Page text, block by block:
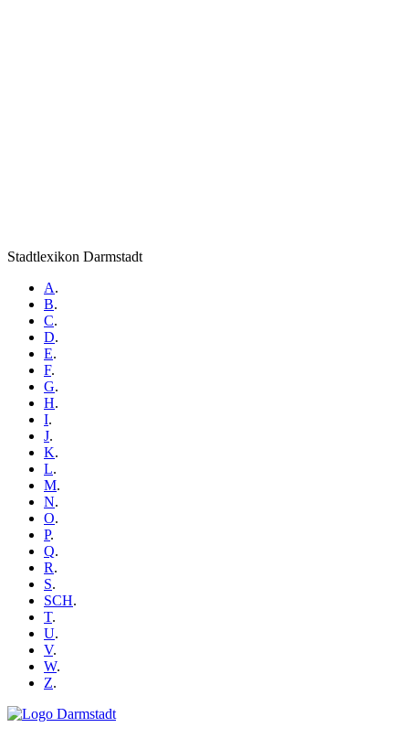
Stadtlexikon Darmstadt
A.
B.
C.
D.
E.
F.
G.
H.
I.
J.
K.
L.
M.
N.
O.
P.
Q.
R.
S.
SCH.
T.
U.
V.
W.
Z.